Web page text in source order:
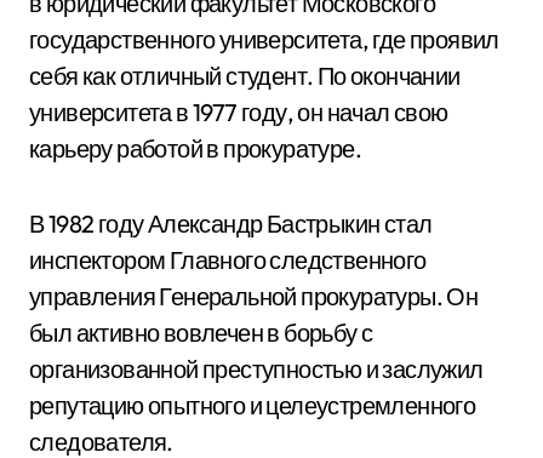
государственного университета, где проявил
себя как отличный студент. По окончании
университета в 1977 году, он начал свою
карьеру работой в прокуратуре.
В 1982 году Александр Бастрыкин стал
инспектором Главного следственного
управления Генеральной прокуратуры. Он
был активно вовлечен в борьбу с
организованной преступностью и заслужил
репутацию опытного и целеустремленного
следователя.